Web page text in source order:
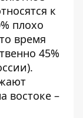
к
плохо
время
45%
востоке –